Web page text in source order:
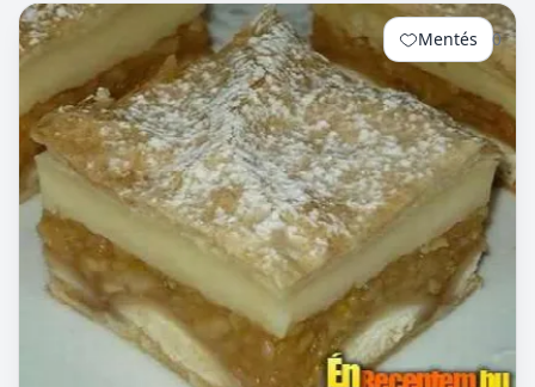
Mentés 0